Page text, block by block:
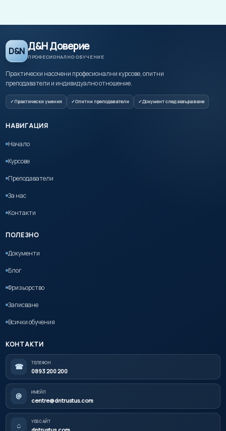
D&N Д&Н Доверие
ПРОФЕСИОНАЛНО ОБУЧЕНИЕ
Практически насочени професионални курсове, опитни
преподаватели и индивидуално отношение.
Практически умения Опитни преподаватели Документ след завършване
НАВИГАЦИЯ
Начало
Курсове
Преподаватели
За нас
Контакти
ПОЛЕЗНО
Документи
Блог
Фризьорство
Записване
Всички обучения
КОНТАКТИ
☎ ТЕЛЕФОН
0893 200 200
@ ИМЕЙЛ
centre@dntrustus.com
⌂ УЕБСАЙТ